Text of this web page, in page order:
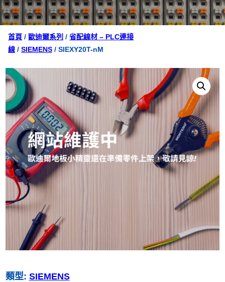
首頁 / 歐迪爾系列 / 省配線材 – PLC連接
線 / SIEMENS / SIEXY20T-nM
類型: SIEMENS